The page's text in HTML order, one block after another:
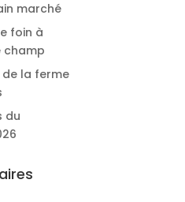
marché
foin à
champ
la ferme
du